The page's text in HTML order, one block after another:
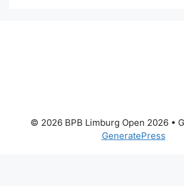
© 2026 BPB Limburg Open 2026•
GeneratePress